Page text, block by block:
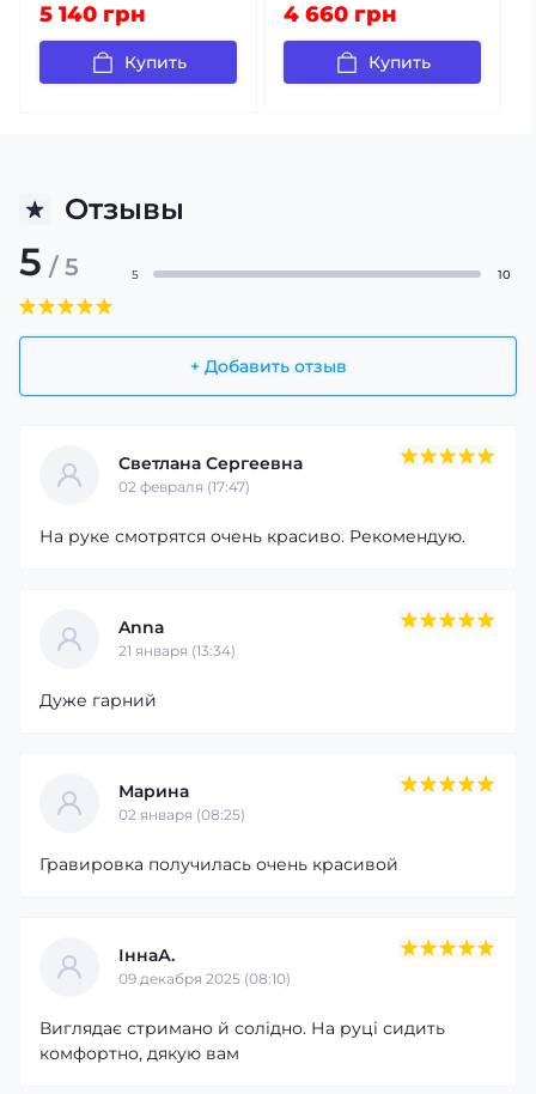
5 140 грн
Купить
4 660 грн
Купить
Отзывы
5 / 5
+ Добавить отзыв
5 10
Светлана Сергеевна
02 февраля (17:47)
На руке смотрятся очень красиво. Рекомендую.
Anna
21 января (13:34)
Дуже гарний
Марина
02 января (08:25)
Гравировка получилась очень красивой
ІннаА.
09 декабря 2025 (08:10)
Виглядає стримано й солідно. На руці сидить
комфортно, дякую вам